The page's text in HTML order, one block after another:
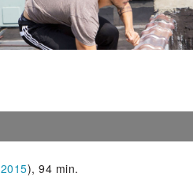
2015), 94 min.